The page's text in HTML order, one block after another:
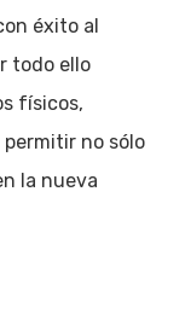
éxito al
todo ello
físicos,
no sólo
la nueva